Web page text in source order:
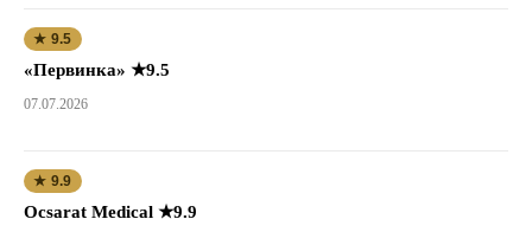
★ 9.5
«Первинка» ★9.5
07.07.2026
★ 9.9
Ocsarat Medical ★9.9